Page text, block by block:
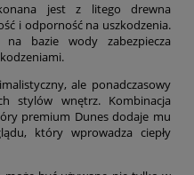
jest z litego drewna
i odporność na uszkodzenia.
na bazie wody zabezpiecza
ale ponadczasowy
stylów wnętrz. Kombinacja
premium Dunes dodaje mu
który wprowadza ciepły